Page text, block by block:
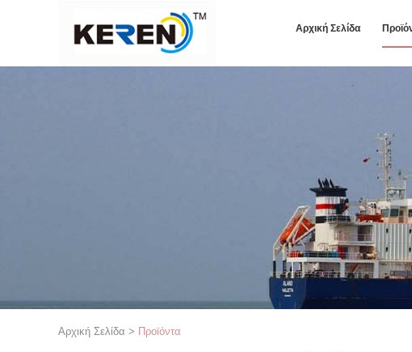
Αρχική Σελίδα
Αρχική Σελίδα > Προϊόντα